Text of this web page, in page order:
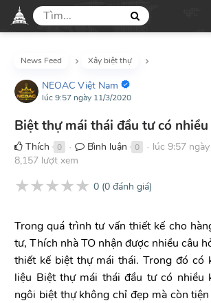
News Feed Xây biệt thự
NEOAC Việt Nam
lúc 9:57 ngày 11/3/2020
Biệt thự mái thái đầu tư có
Thích 0 ● Bình luận 0 ● lúc 9:57
8,157 lượt xem
★★★★★ 0 (0 đánh giá)
Trong quá trình tư vấn thiết kế cho
tư, Thích nhà TO nhận được nhiều câu
thiết kế biệt thự mái thái. Trong đó có
liệu Biệt thự mái thái đầu tư có nhiều
ngôi biệt thự không chỉ đẹp mà còn